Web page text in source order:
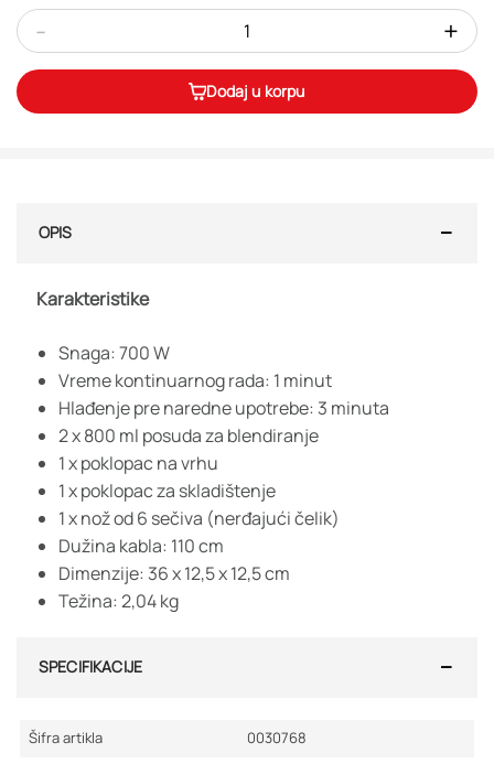
- +
Dodaj u korpu
OPIS
Karakteristike
Snaga: 700 W
Vreme kontinuarnog rada: 1 minut
Hlađenje pre naredne upotrebe: 3 minuta
2 x 800 ml posuda za blendiranje
1 x poklopac na vrhu
1 x poklopac za skladištenje
1 x nož od 6 sečiva (nerđajući čelik)
Dužina kabla: 110 cm
Dimenzije: 36 x 12,5 x 12,5 cm
Težina: 2,04 kg
SPECIFIKACIJE
Šifra artikla
0030768